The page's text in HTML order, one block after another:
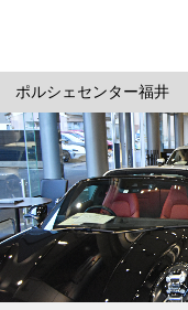
ポルシェセンター福井